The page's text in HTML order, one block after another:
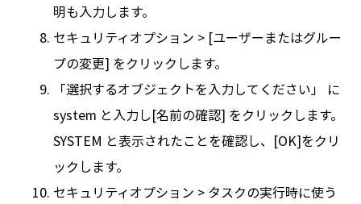
明も入力します。
セキュリティオプション > [ユーザーまたはグルー
プの変更] をクリックします。
「選択するオブジェクトを入力してください」 に
system と入力し[名前の確認] をクリックします。
SYSTEM と表示されたことを確認し、[OK]をクリ
ックします。
セキュリティオプション > タスクの実行時に使う